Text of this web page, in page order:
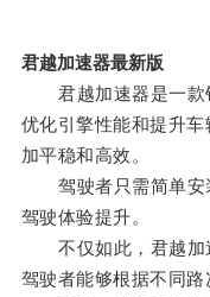
君越加速器最新版
君越加速器是一款
优化引擎性能和提升
加平稳和高效。
驾驶者只需简单安
驾驶体验提升。
不仅如此，君越加
驾驶者能够根据不同路